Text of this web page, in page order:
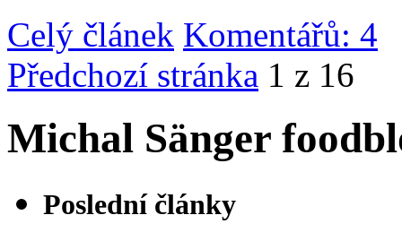
Celý článek Komentářů: 4
Předchozí stránka 1 z 16
Michal Sänger
Poslední články